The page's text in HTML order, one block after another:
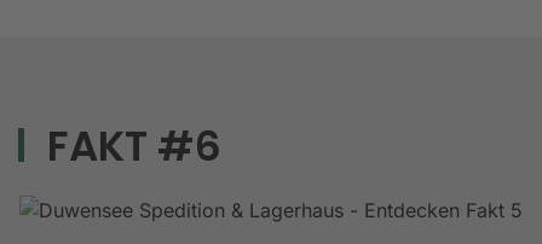
FAKT #6